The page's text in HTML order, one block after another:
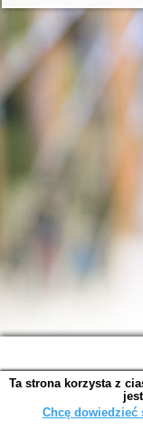
Ta strona korzysta z
Chcę dowiedzieć